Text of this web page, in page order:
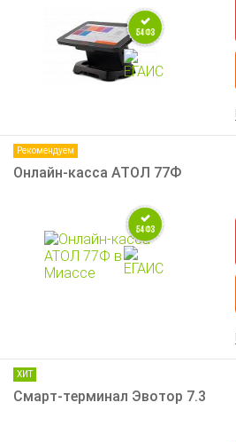
Рекомендуем
Онлайн-касса АТОЛ 77Ф
ХИТ
Смарт-терминал Эвотор 7.3